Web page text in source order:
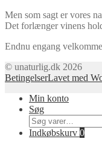
Men som sagt er vores
Det forlænger vinens
Endnu engang
© unaturlig.dk 2026
BetingelserLavet med
Min konto
Søg
Søg
efter:
Indkøbskurv 0